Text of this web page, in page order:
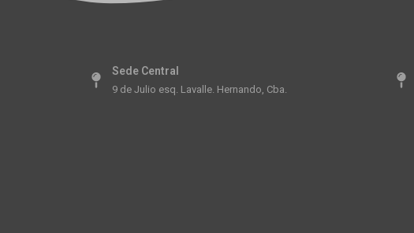
Sede Central
9 de Julio esq. Lavalle. Hernando, Cba.